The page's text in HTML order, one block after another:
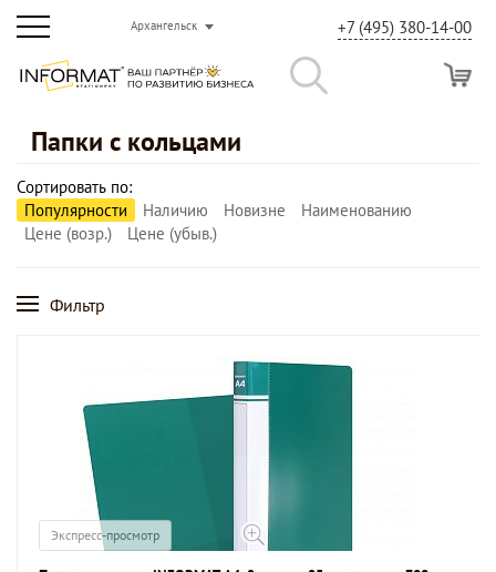
Архангельск +7 (495) 380-14-00
Папки с кольцами
Сортировать по:
Популярности
Наличию Новизне
Наименованию
Цене (возр.)
Цене (убыв.)
Фильтр
Экспресс-просмотр